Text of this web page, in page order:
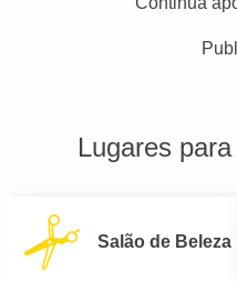
Lugares
Salão de Beleza